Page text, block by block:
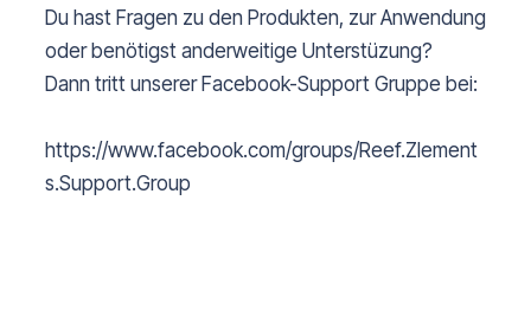
Du hast Fragen zu den Produkten, zur Anwendung
oder benötigst anderweitige Unterstüzung?
Dann tritt unserer Facebook-Support Gruppe bei:
https://www.facebook.com/groups/Reef.Zlement
s.Support.Group